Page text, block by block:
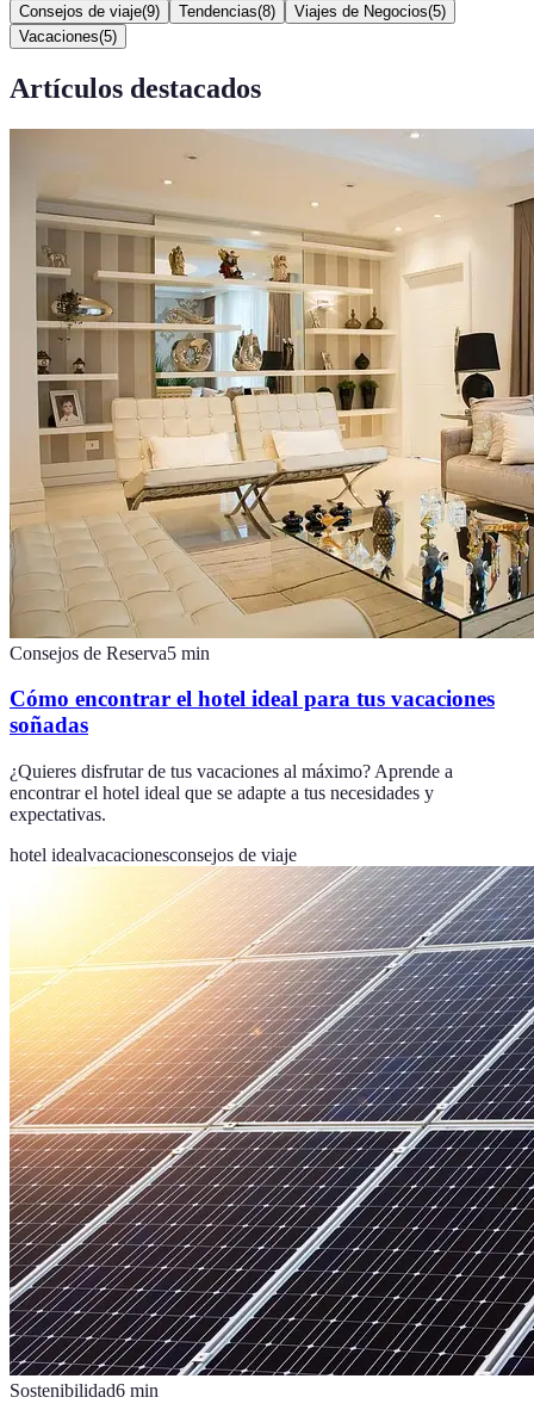
Consejos de viaje(9) Tendencias(8) Viajes de Negocios(5)
Vacaciones(5)
Artículos destacados
Consejos de Reserva5 min
Cómo encontrar el hotel ideal para tus vacaciones
soñadas
¿Quieres disfrutar de tus vacaciones al máximo? Aprende a
encontrar el hotel ideal que se adapte a tus necesidades y
expectativas.
hotel idealvacacionesconsejos de viaje
Sostenibilidad6 min